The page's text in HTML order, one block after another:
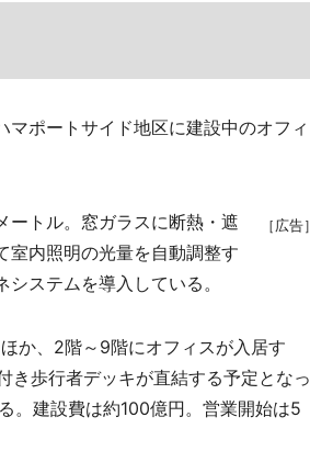
ポートサイド地区に建設中のオフィ
［広告］
トル。窓ガラスに断熱・遮
室内照明の光量を自動調整す
ステムを導入している。
か、2階～9階にオフィスが入居す
歩行者デッキが直結する予定となっ
。建設費は約100億円。営業開始は5